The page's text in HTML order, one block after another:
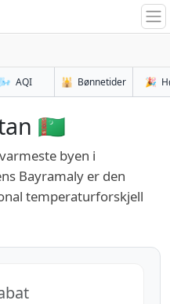
🌬️ AQI 🕌 Bønnetider 🎉
🇹🇲
byen i
Bayramaly er den
temperaturforskjell